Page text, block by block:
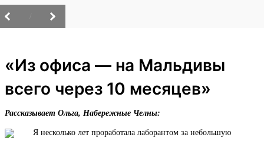
«Из офиса — на Мальдивы
всего через 10 месяцев»
Рассказывает Ольга, Набережные Челны:
Я несколько лет проработала лаборантом за небольшую